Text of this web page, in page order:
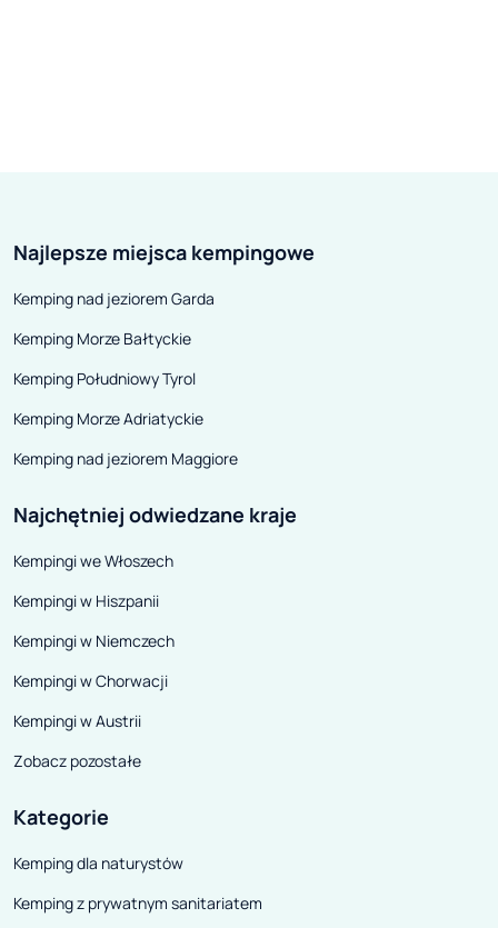
Najlepsze miejsca kempingowe
Kemping nad jeziorem Garda
Kemping Morze Bałtyckie
Kemping Południowy Tyrol
Kemping Morze Adriatyckie
Kemping nad jeziorem Maggiore
Najchętniej odwiedzane kraje
Kempingi we Włoszech
Kempingi w Hiszpanii
Kempingi w Niemczech
Kempingi w Chorwacji
Kempingi w Austrii
Zobacz pozostałe
Kategorie
Kemping dla naturystów
Kemping z prywatnym sanitariatem